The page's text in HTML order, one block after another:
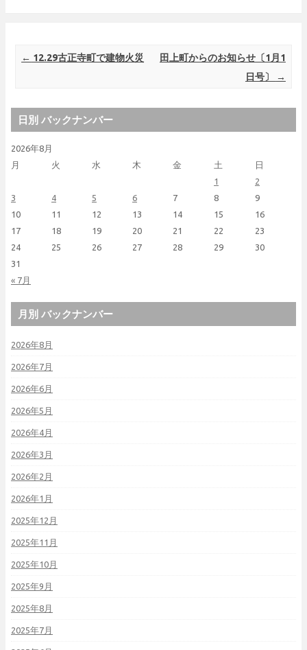
Post navigation
← 12.29古正寺町で建物火災
田上町からのお知らせ〔1月1
日号〕
→
日別 バックナンバー
2026年8月
月
火 水 木 金 土 日
« 7月
1
2
3
4 5 6 7 8
9
10
11 12 13 14 15
16
17
18 19 20 21 22
23
24
25 26 27 28 29
30
31
月別 バックナンバー
2026年8月
2026年7月
2026年6月
2026年5月
2026年4月
2026年3月
2026年2月
2026年1月
2025年12月
2025年11月
2025年10月
2025年9月
2025年8月
2025年7月